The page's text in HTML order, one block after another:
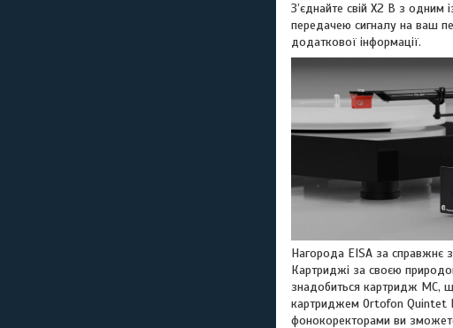
З’єднайте свій X2 B з
передачею сигналу на ваш
додаткової інформації.
Нагорода EISA за справжнє
Картриджі за своєю
знадобиться картридж MC,
картриджем Ortofon Quintet
фонокоректорами ви